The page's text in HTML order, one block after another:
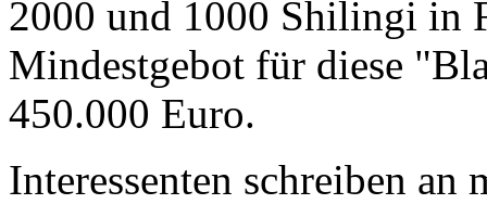
2000 und 1000 Shilingi in
Mindestgebot für diese
450.000 Euro.
Interessenten schreiben